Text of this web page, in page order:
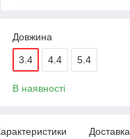
Довжина
3.4 4.4 5.4
В наявності
Доставка